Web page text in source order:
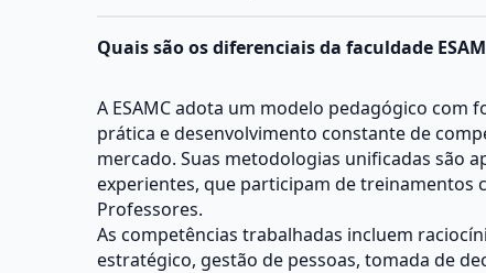
Quais são os diferenciais da faculdade
A ESAMC adota um modelo pedagógico com
prática e desenvolvimento constante de
mercado. Suas metodologias unificadas são
experientes, que participam de treinamentos
Professores.
As competências trabalhadas incluem
estratégico, gestão de pessoas, tomada de